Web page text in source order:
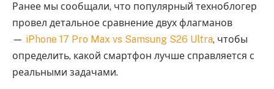
Ранее мы сообщали, что популярный техноблогер
провел детальное сравнение двух флагманов
— iPhone 17 Pro Max vs Samsung S26 Ultra, чтобы
определить, какой смартфон лучше справляется с
реальными задачами.